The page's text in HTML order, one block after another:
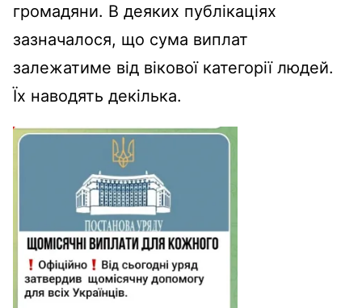
громадяни. В деяких публікаціях
зазначалося, що сума виплат
залежатиме від вікової категорії людей.
Їх наводять декілька.